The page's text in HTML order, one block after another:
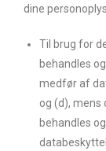
dine
Til brug for
behandles
medfør af
og (d), mens
behandles